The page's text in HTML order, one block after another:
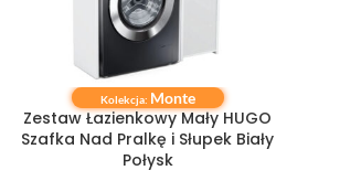
DODAJ DO KOSZYKA
Kolekcja: Monte
Zestaw Łazienkowy Mały HUGO
Szafka Nad Pralkę i Słupek Biały
Połysk